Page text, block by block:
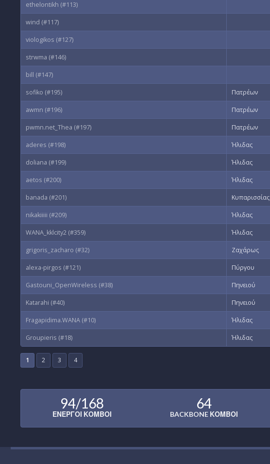
ethelontikh (#113)
wind (#117)
viologikos (#127)
strwma (#146)
bill (#147)
sofiko (#195) Πατρέων
awmn (#196) Πατρέων
pwmn.net_Thea (#197) Πατρέων
aderes (#198) Ήλιδας
doliana (#199) Ήλιδας
aetos (#200) Ήλιδας
banada (#201) Κυπαρισσίας
nikakiiiii (#209) Ήλιδας
WANA_kklcity2 (#359) Ήλιδας
grigoris_zacharo (#32) Ζαχάρως
alexa-pirgos (#121) Πύργου
Gastouni_OpenWireless (#38) Πηνειού
Katarahi (#40) Πηνειού
Fragapidima.WANA (#10) Ήλιδας
Groupieris (#18) Ήλιδας
1 2 3 4
94/168
ΕΝΕΡΓΟΊ ΚΌΜΒΟΙ
64
BACKBONE ΚΌΜΒΟΙ